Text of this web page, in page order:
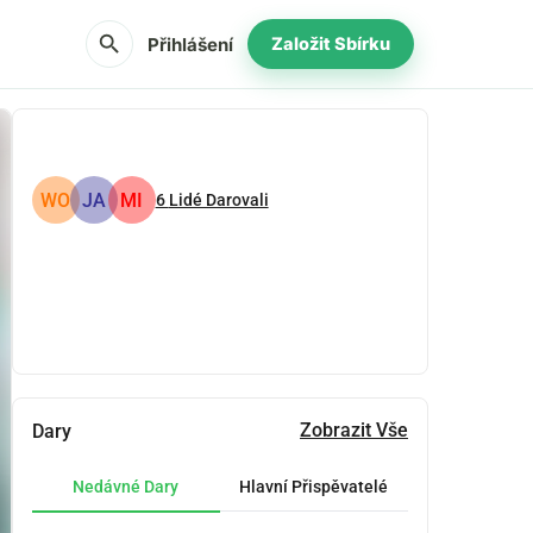
search Přihlášení Založit Sbírku
WO JA MI 6 Lidé Darovali
Dary Zobrazit Vše
Nedávné Dary Hlavní Přispěvatelé